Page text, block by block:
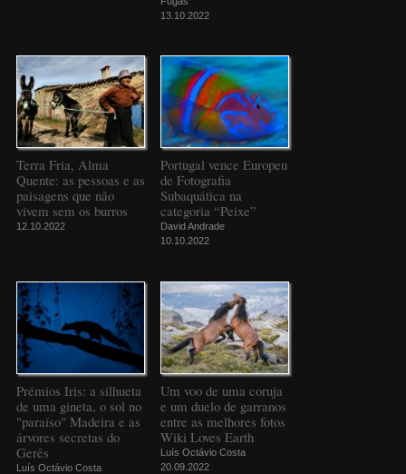
13.10.2022
Terra Fria, Alma
Quente: as pessoas e as
paisagens que não
vivem sem os burros
12.10.2022
Portugal vence Europeu
de Fotografia
Subaquática na
categoria “Peixe”
David Andrade
10.10.2022
Prémios Iris: a silhueta
de uma gineta, o sol no
"paraíso" Madeira e as
árvores secretas do
Gerês
Luís Octávio Costa
Um voo de uma coruja
e um duelo de garranos
entre as melhores fotos
Wiki Loves Earth
Luís Octávio Costa
20.09.2022